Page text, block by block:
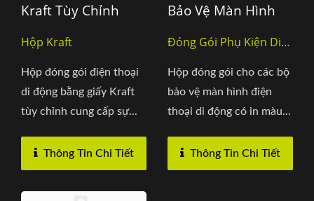
Kraft Tùy Chỉnh
Hộp Kraft
Hộp đóng gói điện thoại
di động bằng giấy Kraft
tùy chỉnh cung cấp sự...
Thông Tin Chi Tiết
Bảo Vệ Màn Hình
Đóng Gói Phụ Kiện Di
Hộp đóng gói cho các bộ
bảo vệ màn hình điện
thoại di động có in màu...
Thông Tin Chi Tiết